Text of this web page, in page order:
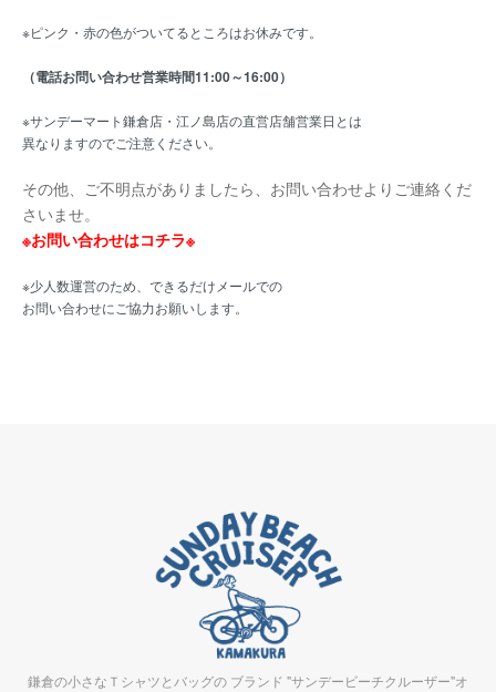
※ピンク・赤の色がついてるところはお休みです。
（電話お問い合わせ営業時間11:00～16:00）
※サンデーマート鎌倉店・江ノ島店の直営店舗営業日とは
異なりますのでご注意ください。
その他、ご不明点がありましたら、お問い合わせよりご連絡くだ
さいませ。
※お問い合わせはコチラ※
※少人数運営のため、できるだけメールでの
お問い合わせにご協力お願いします。
鎌倉の小さなＴシャツとバッグの ブランド "サンデービーチクルーザー"オ